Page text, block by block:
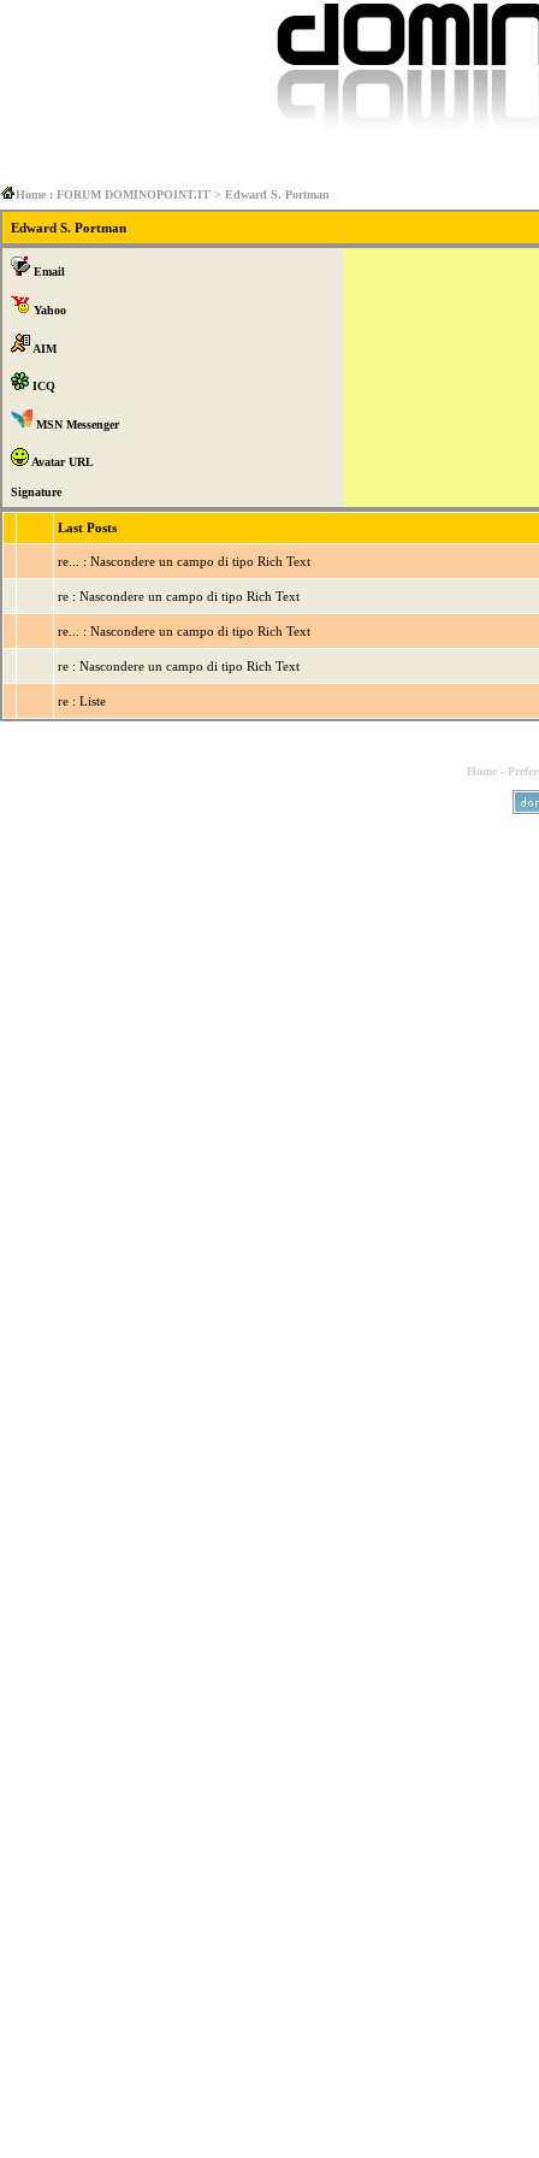
Home : FORUM DOMINOPOINT.IT > Edward S. Portman
Edward S. Portman
Email
Yahoo
AIM
ICQ
MSN Messenger
Avatar URL
Signature
Last Posts
re... : Nascondere un campo di tipo Rich Text
re : Nascondere un campo di tipo Rich Text
re... : Nascondere un campo di tipo Rich Text
re : Nascondere un campo di tipo Rich Text
re : Liste
Home -